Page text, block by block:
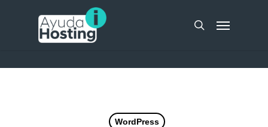
search
Menu
WordPress